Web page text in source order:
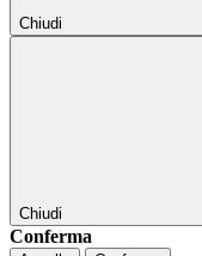
Chiudi
Chiudi
Conferma